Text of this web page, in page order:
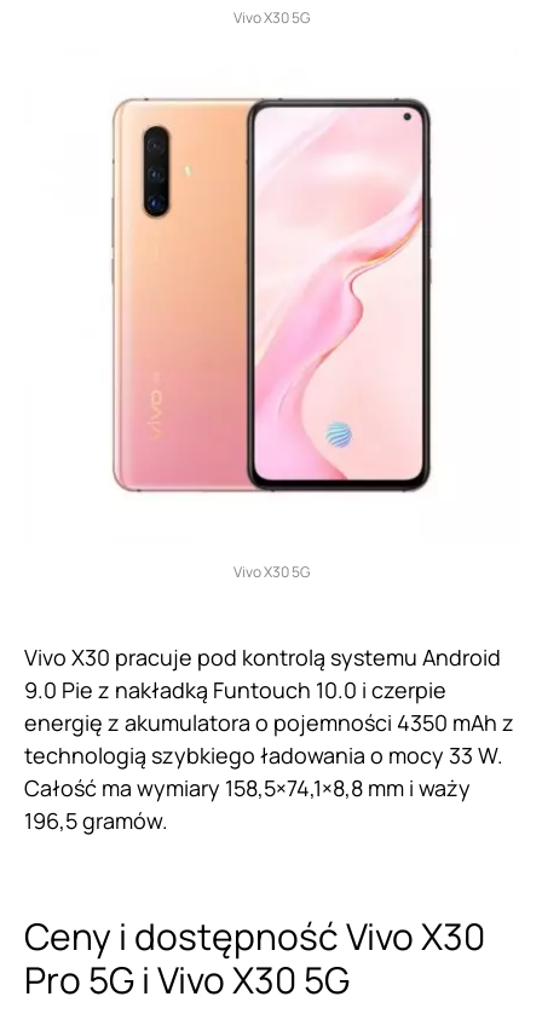
Vivo X30 5G
Vivo X30 5G
Vivo X30 pracuje pod kontrolą systemu Android
9.0 Pie z nakładką Funtouch 10.0 i czerpie
energię z akumulatora o pojemności 4350 mAh z
technologią szybkiego ładowania o mocy 33 W.
Całość ma wymiary 158,5×74,1×8,8 mm i waży
196,5 gramów.
Ceny i dostępność Vivo X30
Pro 5G i Vivo X30 5G